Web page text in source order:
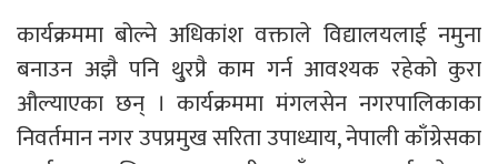
कार्यक्रममा बोल्ने अधिकांश वक्ताले विद्यालयलाई नमुना
बनाउन अझै पनि थु्रप्रै काम गर्न आवश्यक रहेको कुरा
औल्याएका छन् । कार्यक्रममा मंगलसेन नगरपालिकाका
निवर्तमान नगर उपप्रमुख सरिता उपाध्याय, नेपाली काँग्रेसका